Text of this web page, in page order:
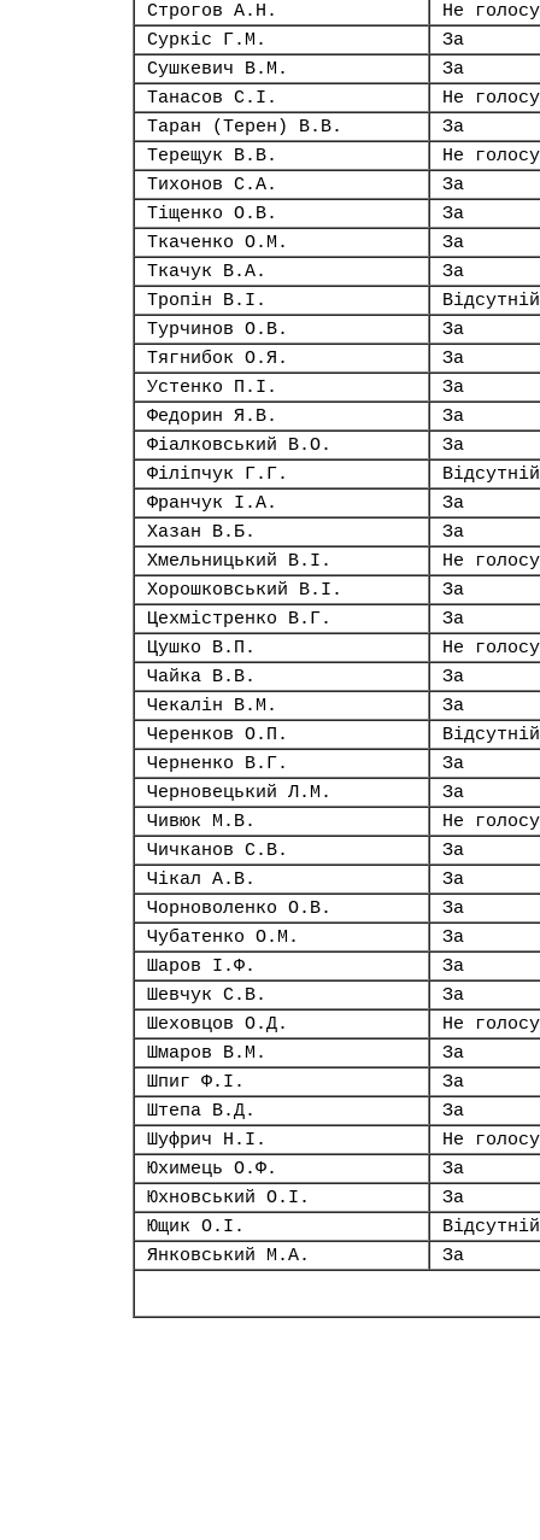
Строгов А.Н.
Не
Суркіс Г.М.
За
Сушкевич В.М.
За
Танасов С.І.
Не
Таран (Терен) В.В.
За
Терещук В.В.
Не
Тихонов С.А.
За
Тіщенко О.В.
За
Ткаченко О.М.
За
Ткачук В.А.
За
Тропін В.І.
Відсутній
Турчинов О.В.
За
Тягнибок О.Я.
За
Устенко П.І.
За
Федорин Я.В.
За
Фіалковський В.О.
За
Філіпчук Г.Г.
Відсутній
Франчук І.А.
За
Хазан В.Б.
За
Хмельницький В.І.
Не
Хорошковський В.І.
За
Цехмістренко В.Г.
За
Цушко В.П.
Не
Чайка В.В.
За
Чекалін В.М.
За
Черенков О.П.
Відсутній
Черненко В.Г.
За
Черновецький Л.М.
За
Чивюк М.В.
Не
Чичканов С.В.
За
Чікал А.В.
За
Чорноволенко О.В.
За
Чубатенко О.М.
За
Шаров І.Ф.
За
Шевчук С.В.
За
Шеховцов О.Д.
Не
Шмаров В.М.
За
Шпиг Ф.І.
За
Штепа В.Д.
За
Шуфрич Н.І.
Не
Юхимець О.Ф.
За
Юхновський О.І.
За
Ющик О.І.
Відсутній
Янковський М.А.
За